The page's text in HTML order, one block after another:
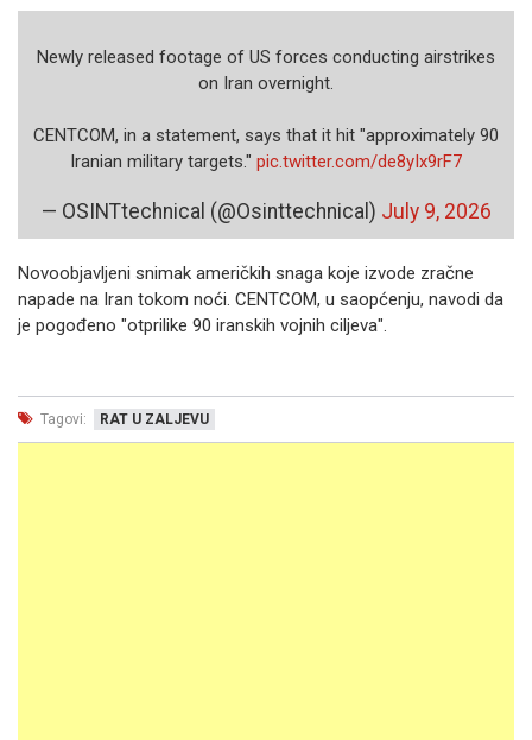
Newly released footage of US forces conducting airstrikes
on Iran overnight.
CENTCOM, in a statement, says that it hit "approximately 90
Iranian military targets." pic.twitter.com/de8yIx9rF7
— OSINTtechnical (@Osinttechnical) July 9, 2026
Novoobjavljeni snimak američkih snaga koje izvode zračne
napade na Iran tokom noći. CENTCOM, u saopćenju, navodi da
je pogođeno "otprilike 90 iranskih vojnih ciljeva".
Tagovi: RAT U ZALJEVU